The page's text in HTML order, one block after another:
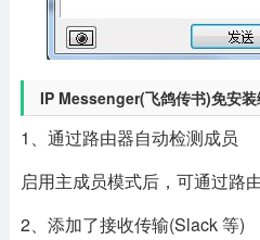
IP Messenger(飞鸽传书)免安
1、通过路由器自动检测成员
启用主成员模式后，可通过路
2、添加了接收传输(Slack 等)